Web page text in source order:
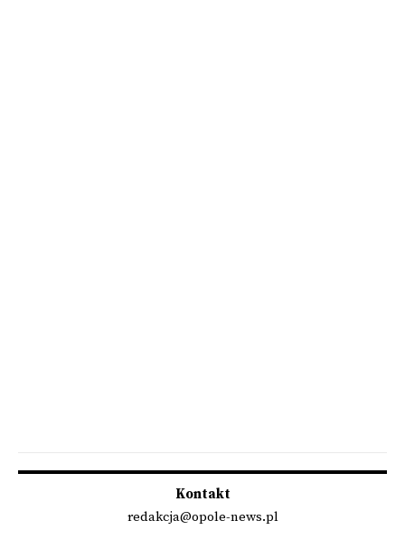
Kontakt
redakcja@opole-news.pl